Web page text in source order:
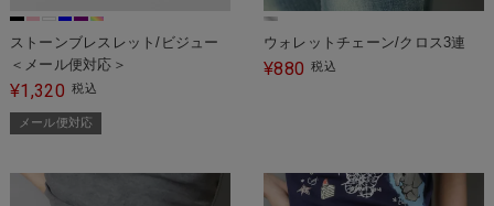
ストーンブレスレット/ビジュー
＜メール便対応＞
¥1,320 税込
メール便対応
ウォレットチェーン/クロス3連
¥880 税込